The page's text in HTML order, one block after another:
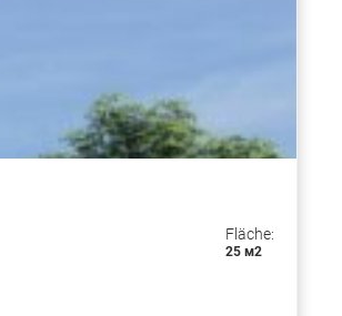
Fläche:
25 м2